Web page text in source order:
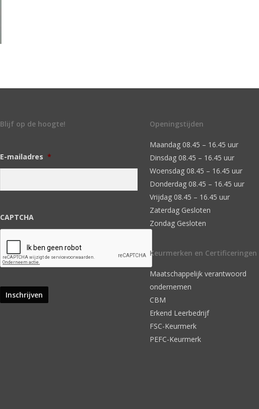
Blijf op de hoogte!
E-mailadres *
CAPTCHA
Openingstijden
Maandag 08.45 – 16.45 uur
Dinsdag 08.45 – 16.45 uur
Woensdag 08.45 – 16.45 uur
Donderdag 08.45 – 16.45 uur
Vrijdag 08.45 – 16.45 uur
Zaterdag Gesloten
Zondag Gesloten
Keurmerken en Certificeringen
Maatschappelijk verantwoord
ondernemen
CBM
Erkend Leerbedrijf
FSC-Keurmerk
PEFC-Keurmerk